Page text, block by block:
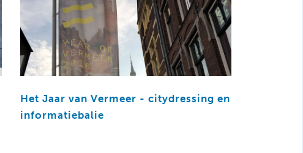
Het Jaar van Vermeer - citydressing en
informatiebalie